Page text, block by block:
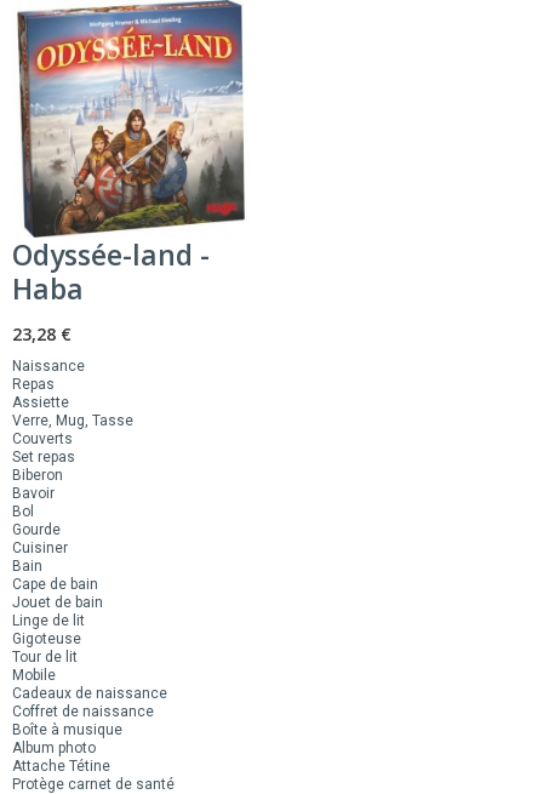
Odyssée-land -
Haba
23,28 €
Naissance
Repas
Assiette
Verre, Mug, Tasse
Couverts
Set repas
Biberon
Bavoir
Bol
Gourde
Cuisiner
Bain
Cape de bain
Jouet de bain
Linge de lit
Gigoteuse
Tour de lit
Mobile
Cadeaux de naissance
Coffret de naissance
Boîte à musique
Album photo
Attache Tétine
Protège carnet de santé